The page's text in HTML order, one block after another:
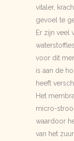
vitaler,
gevoel te
Er zijn veel
voor dit
is aan de
heeft
Het
micro-
waardoor
van het